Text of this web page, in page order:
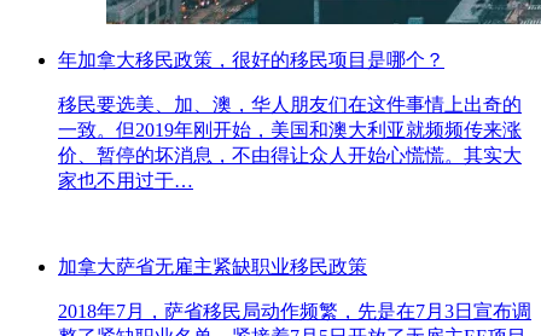
年加拿大移民政策，很好的移民项目是哪个？
移民要选美、加、澳，华人朋友们在这件事情上出奇的
一致。但2019年刚开始，美国和澳大利亚就频频传来涨
价、暂停的坏消息，不由得让众人开始心慌慌。其实大
家也不用过于…
加拿大萨省无雇主紧缺职业移民政策
2018年7月，萨省移民局动作频繁，先是在7月3日宣布调